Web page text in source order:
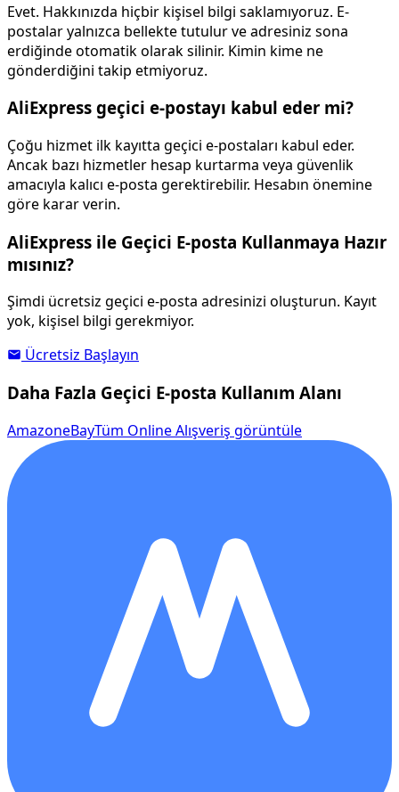
Evet. Hakkınızda hiçbir kişisel bilgi saklamıyoruz. E-
postalar yalnızca bellekte tutulur ve adresiniz sona
erdiğinde otomatik olarak silinir. Kimin kime ne
gönderdiğini takip etmiyoruz.
AliExpress geçici e-postayı kabul eder mi?
Çoğu hizmet ilk kayıtta geçici e-postaları kabul eder.
Ancak bazı hizmetler hesap kurtarma veya güvenlik
amacıyla kalıcı e-posta gerektirebilir. Hesabın önemine
göre karar verin.
AliExpress ile Geçici E-posta Kullanmaya Hazır
mısınız?
Şimdi ücretsiz geçici e-posta adresinizi oluşturun. Kayıt
yok, kişisel bilgi gerekmiyor.
Ücretsiz Başlayın
Daha Fazla Geçici E-posta Kullanım Alanı
AmazoneBayTüm Online Alışveriş görüntüle